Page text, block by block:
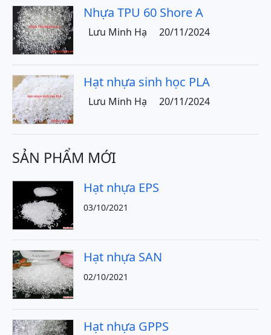
Nhựa TPU 60 Shore A
Lưu Minh Hạ 20/11/2024
Hạt nhựa sinh học PLA
Lưu Minh Hạ 20/11/2024
SẢN PHẨM MỚI
Hạt nhựa EPS
03/10/2021
Hạt nhựa SAN
02/10/2021
Hạt nhựa GPPS